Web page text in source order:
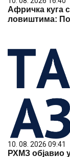
Афричка куга
ловиштима:
10. 08. 2026 09:41
РХМЗ објавио